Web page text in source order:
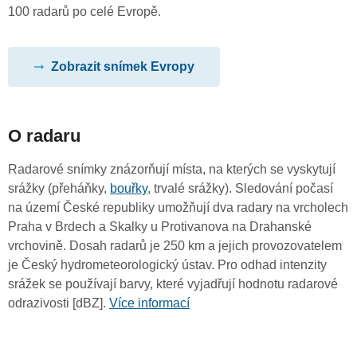
100 radarů po celé Evropě.
Zobrazit snímek Evropy
O radaru
Radarové snímky znázorňují místa, na kterých se vyskytují
srážky (přeháňky, bouřky, trvalé srážky). Sledování počasí
na území České republiky umožňují dva radary na vrcholech
Praha v Brdech a Skalky u Protivanova na Drahanské
vrchovině. Dosah radarů je 250 km a jejich provozovatelem
je Český hydrometeorologický ústav. Pro odhad intenzity
srážek se používají barvy, které vyjadřují hodnotu radarové
odrazivosti [dBZ]. Více informací